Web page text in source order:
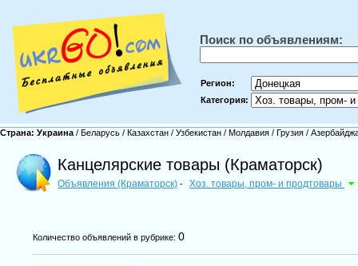
Поиск по объявлениям:
Регион:
Категория:
Страна: Украина / Беларусь / Казахстан / Узбекистан / Молдавия / Грузия /
Канцелярские товары (Краматорск)
Объявления (Краматорск) - Хоз. товары, пром- и продтовары
Количество объявлений в рубрике: 0